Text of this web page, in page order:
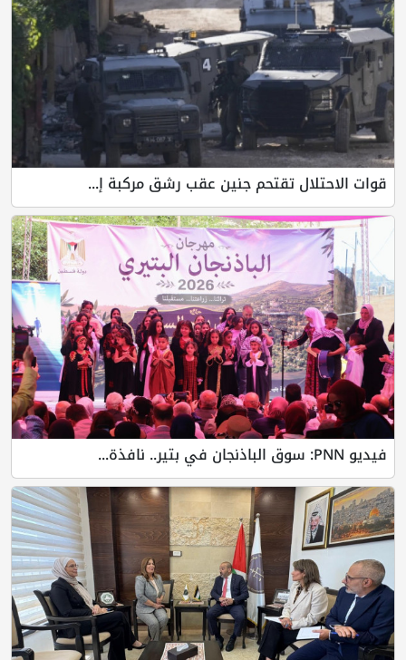
قوات الاحتلال تقتحم جنين عقب رشق مركبة إ...
فيديو PNN: سوق الباذنجان في بتير.. نافذة...